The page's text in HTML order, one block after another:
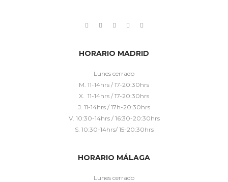
HORARIO MADRID
Lunes cerrado
M. 11-14hrs / 17-20:30hrs
X. 11-14hrs / 17-20:30hrs
J. 11-14hrs / 17h-20:30hrs
V. 10:30-14hrs / 16:30-20:30hrs
S. 10:30-14hrs/ 15-20:30hrs
HORARIO MÁLAGA
Lunes cerrado